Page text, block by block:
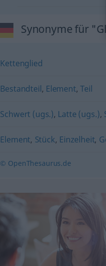
Synonyme für
Kettenglied
Bestandteil, Element,Teil
Schwert (ugs.), Latte (ugs.),
Element, Stück, Einzelheit,
© OpenThesaurus.de